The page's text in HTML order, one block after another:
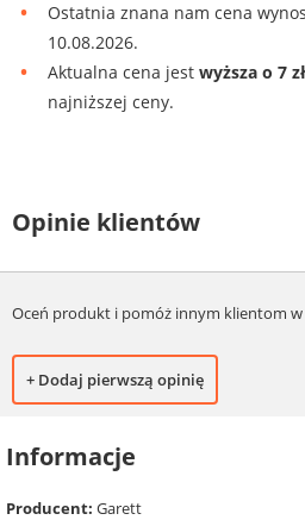
Ostatnia znana nam cena
10.08.2026.
Aktualna cena jest wyższa o 7
najniższej ceny.
Opinie klientów
Oceń produkt i pomóż innym klientom
+ Dodaj pierwszą opinię
Informacje
Producent: Garett